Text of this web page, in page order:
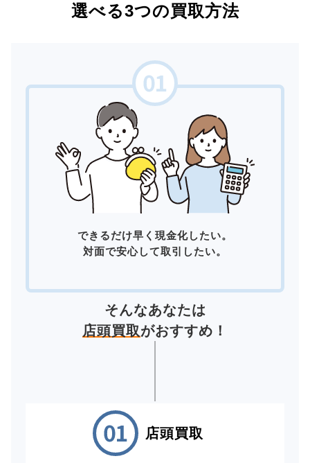
選べる3つの買取方法
できるだけ早く現金化したい。
対面で安心して取引したい。
そんなあなたは
店頭買取がおすすめ！
店頭買取